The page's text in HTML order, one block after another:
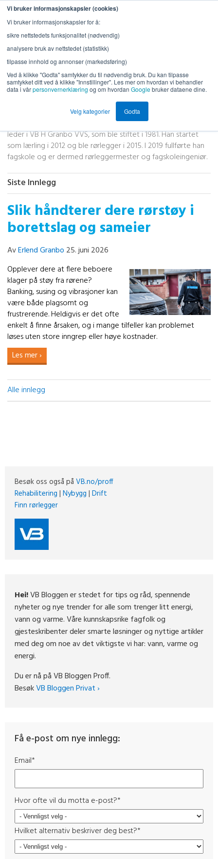
Vi bruker informasjonskapsler (cookies)
Vi bruker informasjonskapsler for å:
sikre nettstedets funksjonalitet (nødvendig)
analysere bruk av nettstedet (statistikk)
tilpasse innhold og annonser (markedsføring)
Ved å klikke "Godta" samtykker du til nødvendig bruk. Du kan tilpasse
samtykket ditt ved å klikke "Innstillinger". Les mer om hvordan vi behandler
data i vårpersonvernerklæring og om hvordan Googlebruker dataene dine.
Velg kategorier Godta
Erlend W. Granbo er tredje generasjon rørlegger og daglig
leder i VB H Granbo VVS, som ble stiftet i 1981. Han startet
som lærling i 2012 og ble rørlegger i 2015. I 2019 fullførte han
fagskole og er dermed rørleggermester og fagskoleingeniør.
Siste Innlegg
Slik håndterer dere rørstøy i
borettslag og sameier
AvErlend Granbo 25. juni 2026
Opplever dere at flere beboere
klager på støy fra rørene?
Banking, susing og vibrasjoner kan
være både plagsomt og
frustrerende. Heldigvis er det ofte
enkelt å finne årsaken, og i mange tilfeller kan problemet
løses uten store inngrep eller høye kostnader.
Les mer ›
Alle innlegg
Besøk oss også på VB.no/proff
Rehabilitering | Nybygg | Drift
Finn rørlegger
Hei!VB Bloggen er stedet for tips og råd, spennende
nyheter og nye trender for alle som trenger litt energi,
vann og varme. Våre kunnskapsrike fagfolk og
gjesteskribenter deler smarte løsninger og nyttige artikler
med deg om noe av det viktigste vi har: vann, varme og
energi.
Du er nå på VB Bloggen Proff.
BesøkVB Bloggen Privat ›
Få e-post om nye innlegg:
Email*
Hvor ofte vil du motta e-post?*
Hvilket alternativ beskriver deg best?*